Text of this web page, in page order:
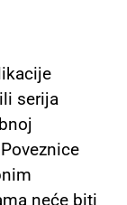
serija
neće biti